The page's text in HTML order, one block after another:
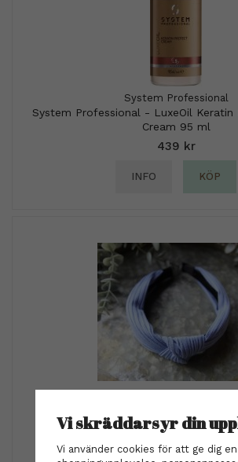
System Professional
System Professional - LuxeOil
Cream 95 ml
439 kr
INFO KÖP
199 kr
Vi skräddarsyr din
Vi använder cookies för att ge dig